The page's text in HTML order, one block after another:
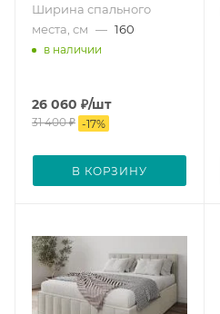
Ширина спального
места, см — 160
в наличии
26 060 ₽/шт
31 400₽ -17%
В КОРЗИНУ